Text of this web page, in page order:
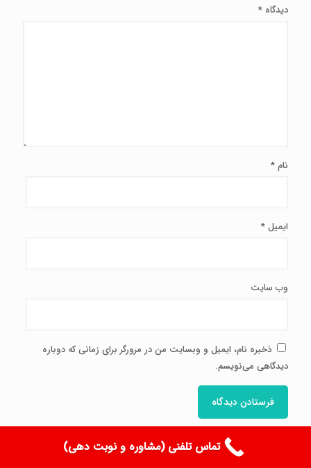
دیدگاه *
نام*
ایمیل*
وب‌ سایت
ذخیره نام، ایمیل و وبسایت من در مرورگر برای زمانی که دوباره
دیدگاهی می‌نویسم.
تماس تلفنی (مشاوره و نوبت دهی)